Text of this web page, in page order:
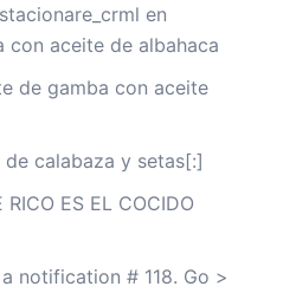
en
con aceite de albahaca
de gamba con aceite
de calabaza y setas[:]
RICO ES EL COCIDO
notification # 118. Go >